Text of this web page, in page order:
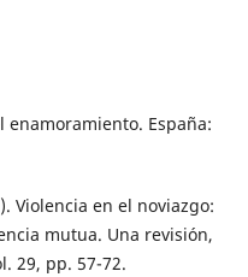
enamoramiento. España:
Violencia en el noviazgo:
mutua. Una revisión,
29, pp. 57-72.